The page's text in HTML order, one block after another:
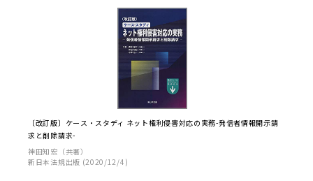
〔改訂版〕ケース・スタディ ネット権利侵害対応の実務-発信者情報開示請
求と削除請求-
神田知宏（共著）
新日本法規出版 (2020/12/4)